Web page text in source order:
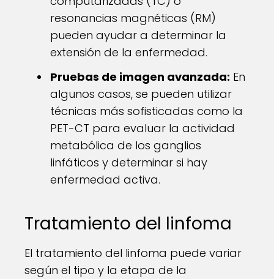
resonancias magnéticas (RM)
pueden ayudar a determinar la
extensión de la enfermedad.
Pruebas de imagen avanzada: En
algunos casos, se pueden utilizar
técnicas más sofisticadas como la
PET-CT para evaluar la actividad
metabólica de los ganglios
linfáticos y determinar si hay
enfermedad activa.
Tratamiento del linfoma
El tratamiento del linfoma puede variar
según el tipo y la etapa de la